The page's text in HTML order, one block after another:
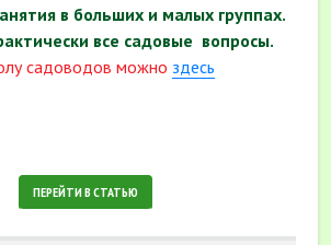
в больших и малых группах.
все садовые вопросы.
садоводов можно здесь
ПЕРЕЙТИ В СТАТЬЮ